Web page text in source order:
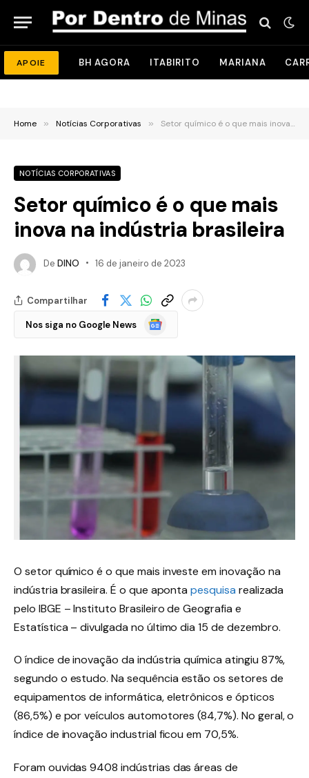
APOIE BH AGORA ITABIRITO MARIANA
Home » Notícias Corporativas » Setor químico é o que mais inova na indústria brasileira
NOTÍCIAS CORPORATIVAS
Setor químico é o que mais
inova na indústria brasileira
De DINO 16 de janeiro de 2023
Compartilhar
Nos siga no Google News
Google
Notícias
O setor químico é o que mais investe em inovação na
indústria brasileira. É o que apontapesquisa realizada
pelo IBGE – Instituto Brasileiro de Geografia e
Estatística – divulgada no último dia 15 de dezembro.
O índice de inovação da indústria química atingiu 87%,
segundo o estudo. Na sequência estão os setores de
equipamentos de informática, eletrônicos e ópticos
(86,5%) e por veículos automotores (84,7%). No geral, o
índice de inovação industrial ficou em 70,5%.
Foram ouvidas 9408 indústrias das áreas de